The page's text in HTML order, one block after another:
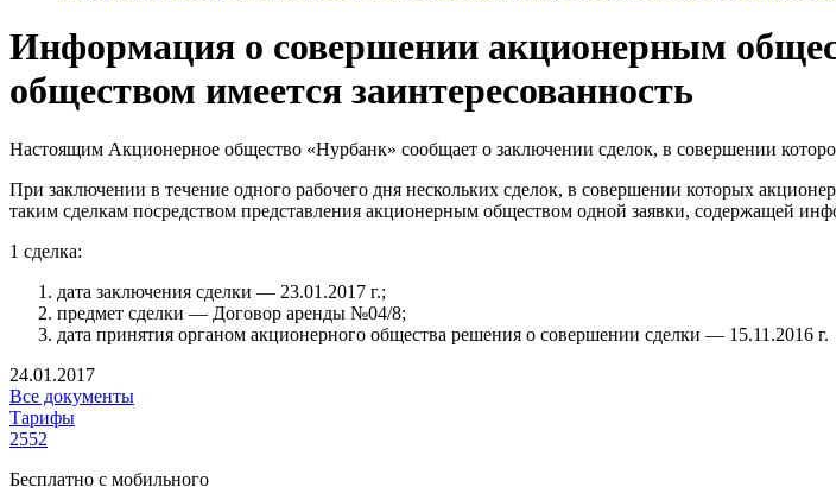
Информация о совершении акционерным
обществом имеется заинтересованность
Настоящим Акционерное общество «Нурбанк» сообщает о заключении сделок, в совершении
При заключении в течение одного рабочего дня нескольких сделок, в совершении которых
таким сделкам посредством представления акционерным обществом одной заявки, содержащей
1 сделка:
дата заключения сделки — 23.01.2017 г.;
предмет сделки — Договор аренды №04/8;
дата принятия органом акционерного общества решения о совершении сделки — 15.11.2016 г.
24.01.2017
Все документы
Тарифы
2552
Бесплатно с мобильного